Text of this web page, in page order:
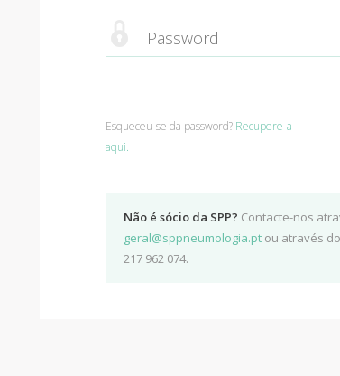
Esqueceu-se da password? Recupere-a
aqui.
Não é sócio da SPP? Contacte-nos
geral@sppneumologia.pt ou através
217 962 074.